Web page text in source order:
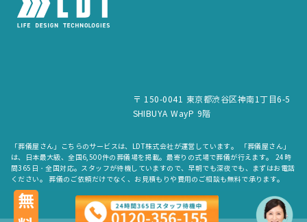
〒 150-0041 東京都渋谷区神南1丁目6-5
SHIBUYA WayP 9階
「葬儀屋さん」こちらのサービスは、LDT株式会社が運営しています。 「葬儀屋さん」
は、日本最大級、全国6,500件の葬儀場を掲載。最寄りの式場で葬儀が行えます。 24時
間365日・全国対応。スタッフが待機していますので、早朝でも深夜でも、まずはお電話
ください。 葬儀のご依頼だけでなく、お見積もりや費用のご相談も無料で承ります。
copyright © LDT.Co.Ltd. All Rights Reserved.